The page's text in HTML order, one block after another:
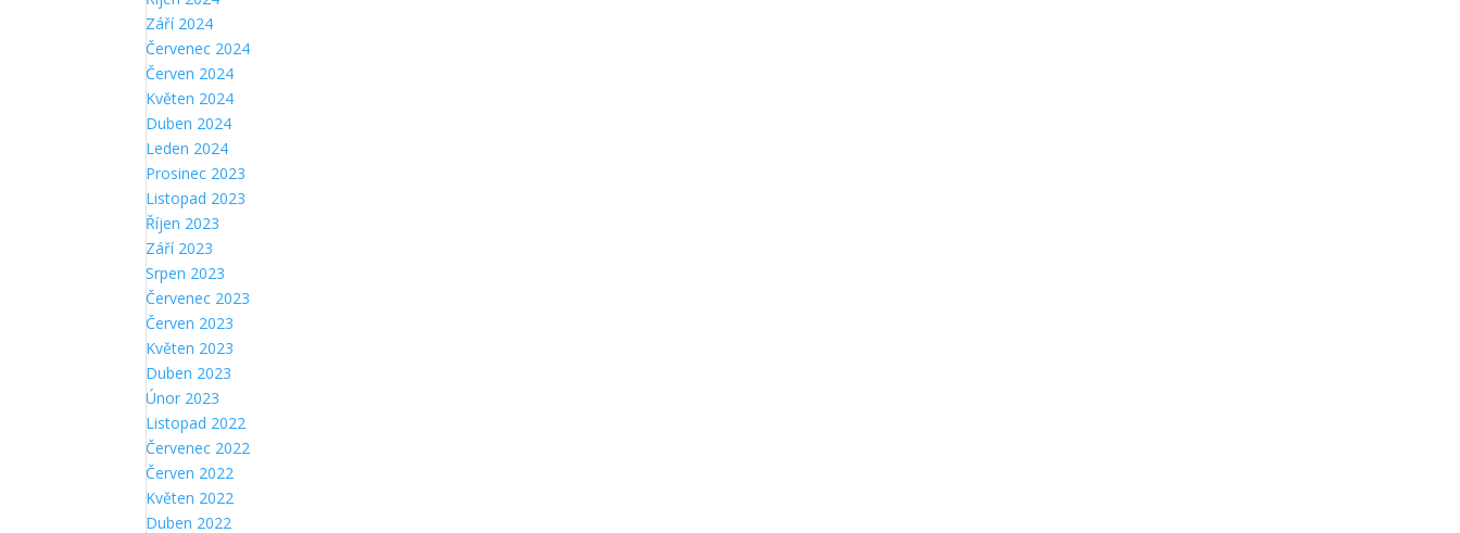
Září 2024
Červenec 2024
Červen 2024
Květen 2024
Duben 2024
Leden 2024
Prosinec 2023
Listopad 2023
Říjen 2023
Září 2023
Srpen 2023
Červenec 2023
Červen 2023
Květen 2023
Duben 2023
Únor 2023
Listopad 2022
Červenec 2022
Červen 2022
Květen 2022
Duben 2022